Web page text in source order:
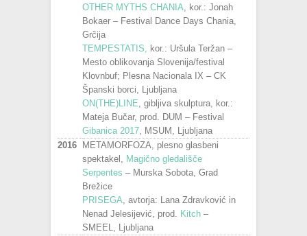
OTHER MYTHS CHANIA, kor.: Jonah
Bokaer – Festival Dance Days Chania,
Grčija
TEMPESTATIS, kor.: Uršula Teržan –
Mesto oblikovanja Slovenija/festival
Klovnbuf; Plesna Nacionala IX – CK
Španski borci, Ljubljana
ON(THE)LINE, gibljiva skulptura, kor.:
Mateja Bučar, prod. DUM – Festival
Gibanica 2017, MSUM, Ljubljana
2016
METAMORFOZA, plesno glasbeni
spektakel, Magično gledališče
Serpentes – Murska Sobota, Grad
Brežice
PRISEGA, avtorja: Lana Zdravković in
Nenad Jelesijević, prod. Kitch –
SMEEL, Ljubljana